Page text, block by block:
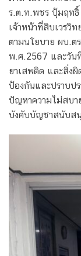
ร.ต.ท.พชร ปุ้มฤท
เจ้าหน้าที่สิบเวรวิ
ตามนโยบาย ผบ.ต
พ.ศ.2567 และวัน
ยาเสพติด และสิ่ง
ป้องกันและปราบป
ปัญหาความไม่สบา
บังคับบัญชาสนับสนุ